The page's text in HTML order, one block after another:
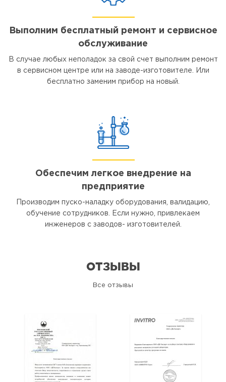
Выполним бесплатный ремонт и сервисное
обслуживание
В случае любых неполадок за свой счет выполним ремонт
в сервисном центре или на заводе-изготовителе. Или
бесплатно заменим прибор на новый.
Обеспечим легкое внедрение на
предприятие
Производим пуско-наладку оборудования, валидацию,
обучение сотрудников. Если нужно, привлекаем
инженеров с заводов- изготовителей.
ОТЗЫВЫ
Все отзывы